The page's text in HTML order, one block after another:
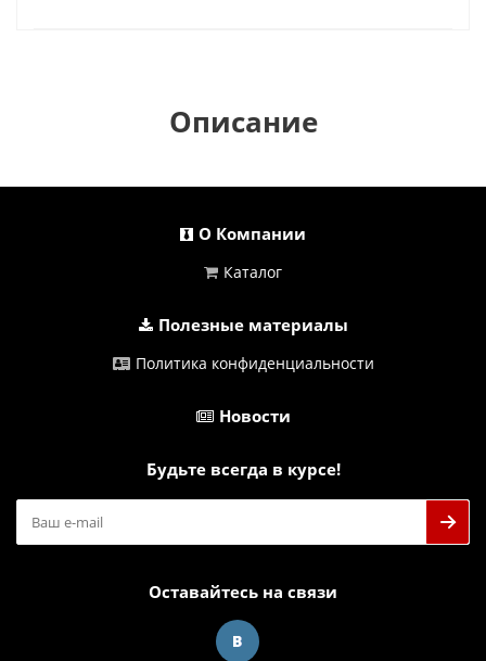
Описание
О Компании
Каталог
Полезные материалы
Политика конфиденциальности
Новости
Будьте всегда в курсе!
Оставайтесь на связи